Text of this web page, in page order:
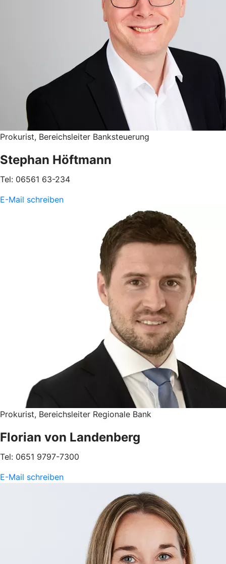
Prokurist, Bereichsleiter Banksteuerung
Stephan Höftmann
Tel: 06561 63-234
E-Mail schreiben
Prokurist, Bereichsleiter Regionale Bank
Florian von Landenberg
Tel: 0651 9797-7300
E-Mail schreiben